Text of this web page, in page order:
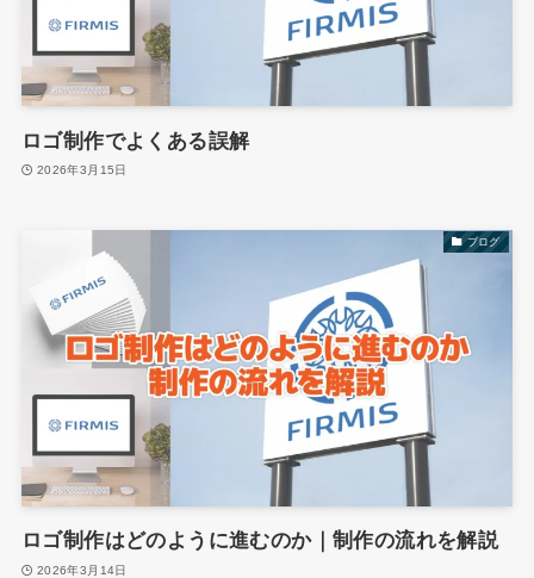
ロゴ制作でよくある誤解
2026年3月15日
ブログ
ロゴ制作はどのように進むのか｜制作の流れを解説
2026年3月14日